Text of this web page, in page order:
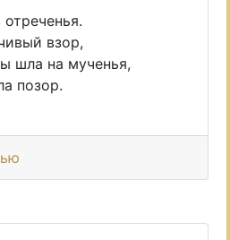
взор,
шла на мученья,
позор.